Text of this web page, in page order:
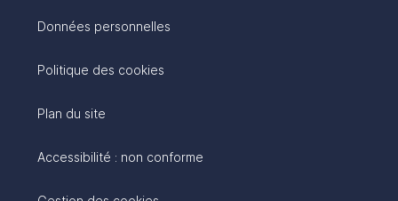
Données personnelles
Politique des cookies
Plan du site
Accessibilité : non conforme